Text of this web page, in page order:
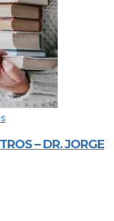
– DR. JORGE